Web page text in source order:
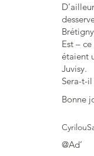
Est –
étaient
Juvisy.
Sera-t-
Bonne
@Ad’